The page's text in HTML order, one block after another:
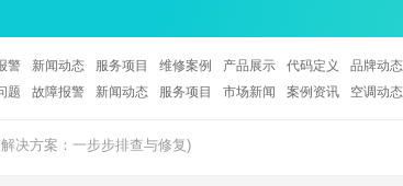
警 新闻动态 服务项目 维修案例 产品展示 代码定义 品牌动态
题 故障报警 新闻动态 服务项目 市场新闻 案例资讯 空调动态
决方案：一步步排查与修复)